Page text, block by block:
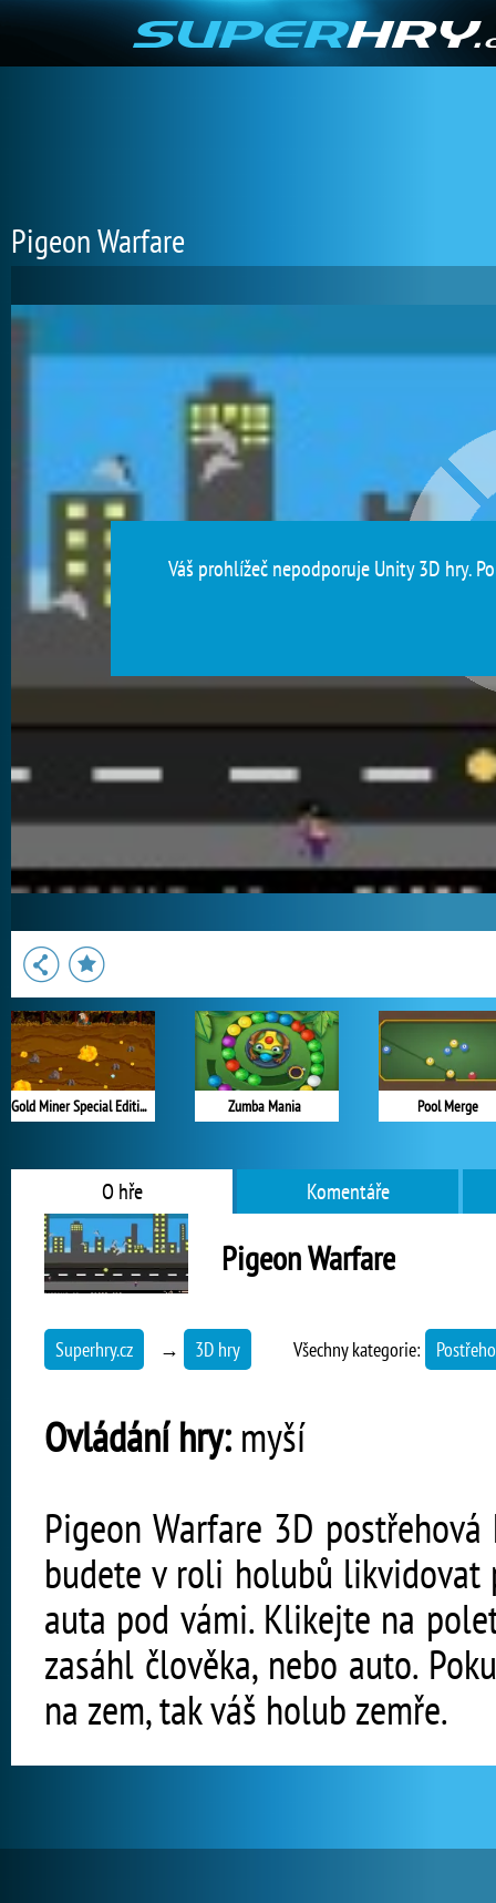
Pigeon Warfare
Váš prohlížeč nepodporuje Unity 3D hry.
Gold Miner Special Edition Zumba Mania Pool Merge
O hře Komentáře
Pigeon Warfare
Superhry.cz → 3D hry Všechny kategorie:
Ovládání hry: myší
Pigeon Warfare 3D
budete v roli holubů
auta pod vámi. Klikejte na
zasáhl člověka, nebo auto.
na zem, tak váš holub zemře.